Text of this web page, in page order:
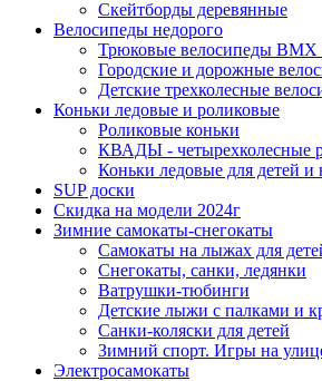
Скейтборды деревянные
Велосипеды недорого
Трюковые велосипеды
Городские и дорожные
Детские трехколесные
Коньки ледовые и роликовые
Роликовые коньки
КВАДЫ - четырехколесные
Коньки ледовые для детей и
SUP доски
Скидка на модели 2024г
Зимние самокаты-снегокаты
Самокаты на лыжах для
Снегокаты, санки, ледянки
Ватрушки-тюбинги
Детские лыжи с палками и
Санки-коляски для детей
Зимний спорт. Игры на
Электросамокаты